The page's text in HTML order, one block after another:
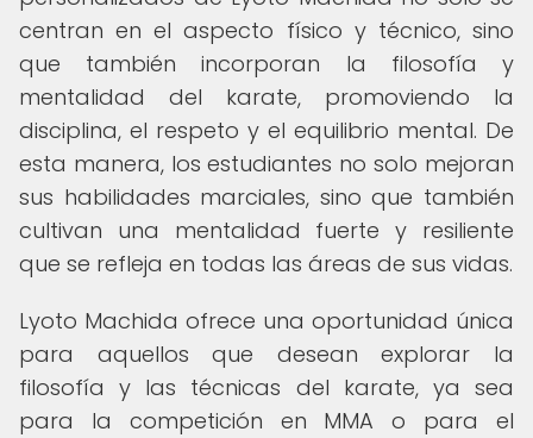
centran en el aspecto físico y técnico, sino
que también incorporan la filosofía y
mentalidad del karate, promoviendo la
disciplina, el respeto y el equilibrio mental. De
esta manera, los estudiantes no solo mejoran
sus habilidades marciales, sino que también
cultivan una mentalidad fuerte y resiliente
que se refleja en todas las áreas de sus vidas.
Lyoto Machida ofrece una oportunidad única
para aquellos que desean explorar la
filosofía y las técnicas del karate, ya sea
para la competición en MMA o para el